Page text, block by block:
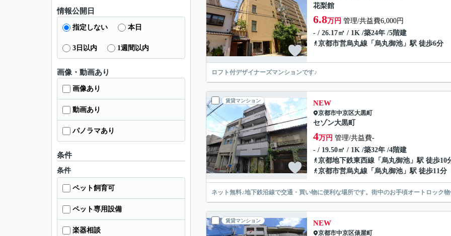
花梨館
6.8万円 管理/共益費6,000円
- / 26.17㎡ / 1K /築24年 /5階建
京都市営烏丸線 「 烏丸御池」駅 徒歩6分
ロフト付デザイナーズマンションです♪
賃貸マンション NEW
京都市中京区大黒町
セゾン大黒町
4万円 管理/共益費-
- / 19.50㎡ / 1K /築32年 /4階建
京都地下鉄東西線 「 烏丸御池」駅 徒歩10
京都市営烏丸線 「 烏丸御池」駅 徒歩11分
ネット無料♪地下鉄沿線で交通・買い物に便利な場所です。街中のお手頃オートロック
賃貸マンション NEW
京都市中京区俵屋町
情報公開日
指定しない 本日
3日以内 1週間以内
画像・動画あり
画像あり
動画あり
パノラマあり
条件
条件
ペット飼育可
ペット専用設備
楽器相談